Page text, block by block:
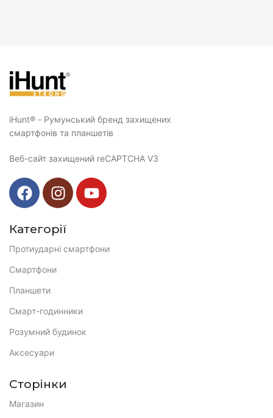
iHunt® - Румунський бренд захищених
смартфонів та планшетів
Веб-сайт захищений reCAPTCHA V3
Категорії
Протиударні смартфони
Смартфони
Планшети
Смарт-годинники
Розумний будинок
Аксесуари
Сторінки
Магазин